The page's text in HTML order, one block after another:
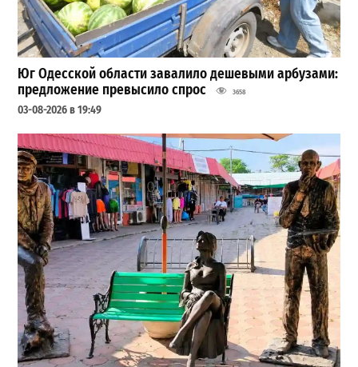
Юг Одесской области завалило дешевыми арбузами:
предложение превысило спрос
3658
03-08-2026 в 19:49